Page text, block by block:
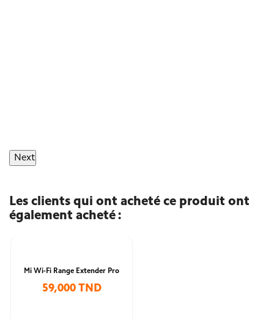
Next
Les clients qui ont acheté ce produit ont
également acheté :
Mi Wi-Fi Range Extender Pro
59,000 TND